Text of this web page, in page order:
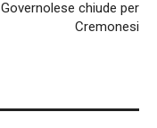
Governolese chiude per
Cremonesi